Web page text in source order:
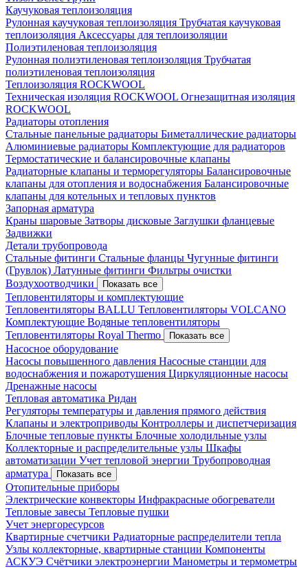
Каучуковая теплоизоляция
Рулонная каучуковая теплоизоляция Трубчатая каучуковая
теплоизоляция Аксессуары для теплоизоляции
Полиэтиленовая теплоизоляция
Рулонная полиэтиленовая теплоизоляция Трубчатая
полиэтиленовая теплоизоляция
Теплоизоляция ROCKWOOL
Техническая изоляция ROCKWOOL Огнезащитная изоляция
ROCKWOOL
Радиаторы отопления
Стальные панельные радиаторы Биметаллические радиаторы
Алюминиевые радиаторы Комплектующие для радиаторов
Термостатические и балансировочные клапаны
Радиаторные клапаны и терморегуляторы Балансировочные
клапаны для отопления и водоснабжения Балансировочные
клапаны для котельных и тепловых пунктов
Запорная арматура
Краны шаровые Затворы дисковые Заглушки фланцевые
Задвижки
Детали трубопровода
Стальные фитинги Стальные фланцы Чугунные фитинги
(Грувлок) Латунные фитинги Фильтры очистки
Воздухоотводчики
Показать все
Тепловентиляторы и комплектующие
Тепловентиляторы BALLU Тепловентиляторы VOLCANO
Комплектующие Водяные тепловентиляторы
Тепловентиляторы Royal Thermo
Показать все
Насосное оборудование
Насосы повышенного давления Насосные станции для
водоснабжения и пожаротушения Циркуляционные насосы
Дренажные насосы
Тепловая автоматика Ридан
Регуляторы температуры и давления прямого действия
Клапаны и электроприводы Контроллеры и диспетчеризация
Блочные тепловые пункты Блочные холодильные узлы
Коллекторные и распределительные узлы Шкафы
автоматизации Учет тепловой энергии Трубопроводная
арматура
Показать все
Отопительные приборы
Электрические конвекторы Инфракрасные обогреватели
Тепловые завесы Тепловые пушки
Учет энергоресурсов
Квартирные счетчики Радиаторные распределители тепла
Узлы коллекторные, квартирные станции Компоненты
АСКУЭ Счётчики электроэнергии Манометры и термометры